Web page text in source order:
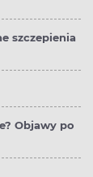
szczepienia
Objawy po